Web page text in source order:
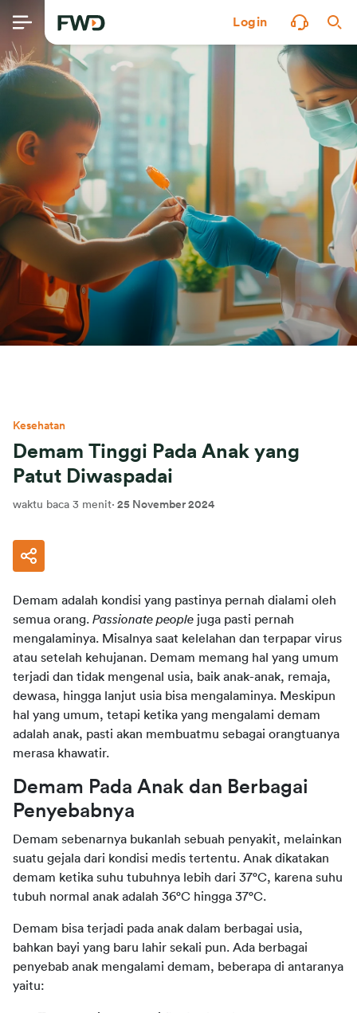
Login
Kesehatan
Demam Tinggi Pada Anak yang
Patut Diwaspadai
waktu baca 3 menit· 25 November 2024
Demam adalah kondisi yang pastinya pernah dialami oleh
semua orang. Passionate people juga pasti pernah
mengalaminya. Misalnya saat kelelahan dan terpapar virus
atau setelah kehujanan. Demam memang hal yang umum
terjadi dan tidak mengenal usia, baik anak-anak, remaja,
dewasa, hingga lanjut usia bisa mengalaminya. Meskipun
hal yang umum, tetapi ketika yang mengalami demam
adalah anak, pasti akan membuatmu sebagai orangtuanya
merasa khawatir.
Demam Pada Anak dan Berbagai
Penyebabnya
Demam sebenarnya bukanlah sebuah penyakit, melainkan
suatu gejala dari kondisi medis tertentu. Anak dikatakan
demam ketika suhu tubuhnya lebih dari 37°C, karena suhu
tubuh normal anak adalah 36°C hingga 37°C.
Demam bisa terjadi pada anak dalam berbagai usia,
bahkan bayi yang baru lahir sekali pun. Ada berbagai
penyebab anak mengalami demam, beberapa di antaranya
yaitu: